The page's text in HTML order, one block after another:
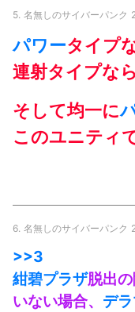
5. 名無しのサイバーパンク
パワータイプ
連射タイプなら
そして均一に
このユニティ
6. 名無しのサイバーパンク
>>3
紺碧プラザ脱出
いない場合、 デ